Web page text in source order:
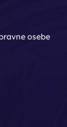
osebe